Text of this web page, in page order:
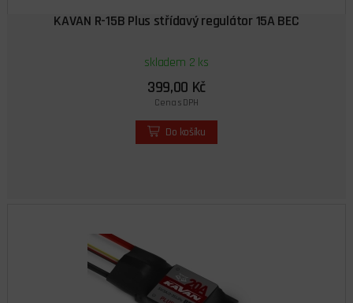
KAVAN R-15B Plus střídavý regulátor 15A BEC
skladem 2 ks
399,00 Kč
Cena s DPH
Do košíku